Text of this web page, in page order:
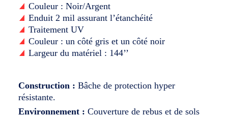
English
Couleur : Noir/Argent
Enduit 2 mil assurant l’étanchéité
Traitement UV
Couleur : un côté gris et un côté noir
Largeur du matériel : 144’’
Construction : Bâche de protection hyper
résistante.
Environnement : Couverture de rebus et de sols